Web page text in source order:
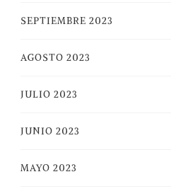
SEPTIEMBRE 2023
AGOSTO 2023
JULIO 2023
JUNIO 2023
MAYO 2023